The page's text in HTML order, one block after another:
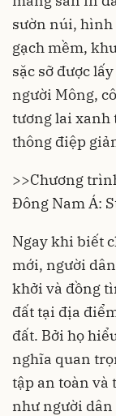
sườn núi, hình
gạch mềm,
sặc sỡ được
người Mông,
tương lai xanh
thông điệp
>>Chương
Đông Nam Á:
Ngay khi biết
mới, người
khởi và đồng
đất tại địa
đất. Bởi họ
nghĩa quan
tập an toàn và
như người